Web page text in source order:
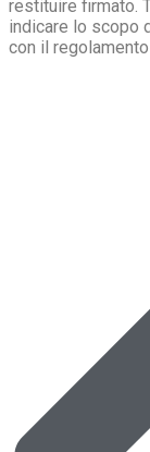
restituire firmato.
indicare lo scopo
con il regolamento